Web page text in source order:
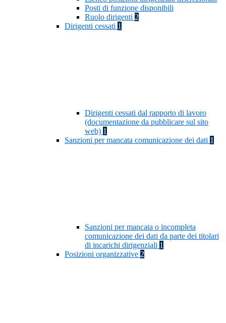
Posti di funzione disponibili
Ruolo dirigenti 2
Dirigenti cessati 1
Dirigenti cessati dal rapporto di lavoro
(documentazione da pubblicare sul sito
web) 1
Sanzioni per mancata comunicazione dei dati 1
Sanzioni per mancata o incompleta
comunicazione dei dati da parte dei titolari
di incarichi dirigenziali 1
Posizioni organizzative 2